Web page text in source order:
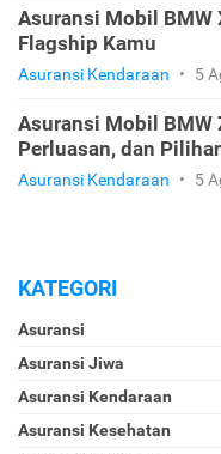
Asuransi Mobil BMW
Flagship Kamu
Asuransi Kendaraan • 5
Asuransi Mobil BMW
Perluasan, dan
Asuransi Kendaraan • 5
KATEGORI
Asuransi
Asuransi Jiwa
Asuransi Kendaraan
Asuransi Kesehatan